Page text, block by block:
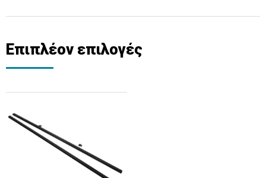
Επιπλέον επιλογές